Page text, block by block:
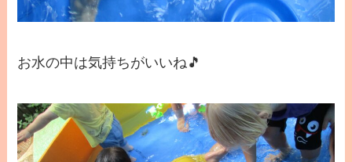
お水の中は気持ちがいいね🎵